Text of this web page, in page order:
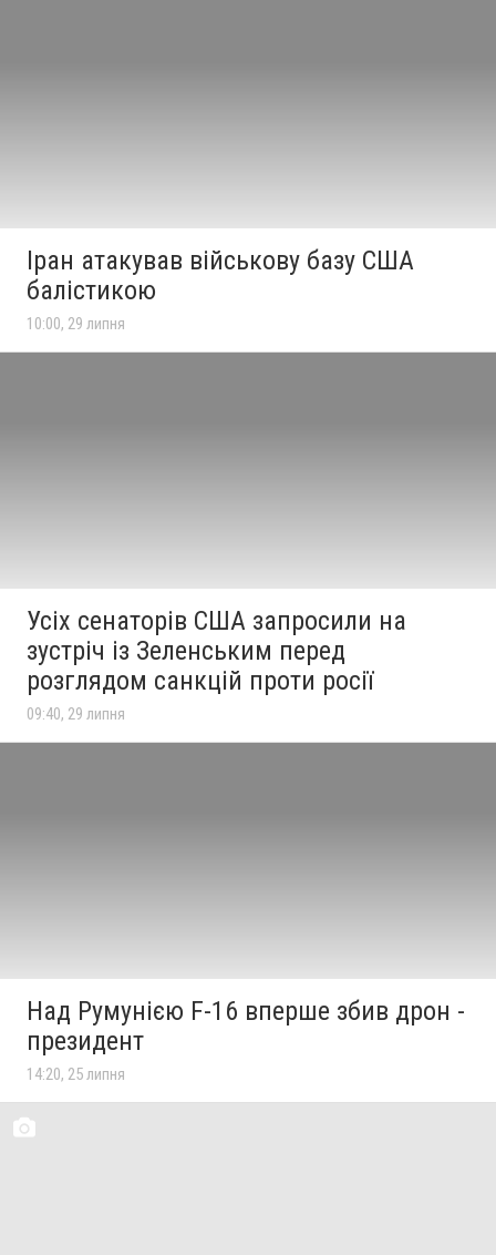
Іран атакував військову базу США
балістикою
10:00, 29 липня
Усіх сенаторів США запросили на
зустріч із Зеленським перед
розглядом санкцій проти росії
09:40, 29 липня
Над Румунією F-16 вперше збив дрон -
президент
14:20, 25 липня